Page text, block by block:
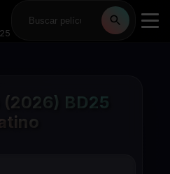
(2026) BD25